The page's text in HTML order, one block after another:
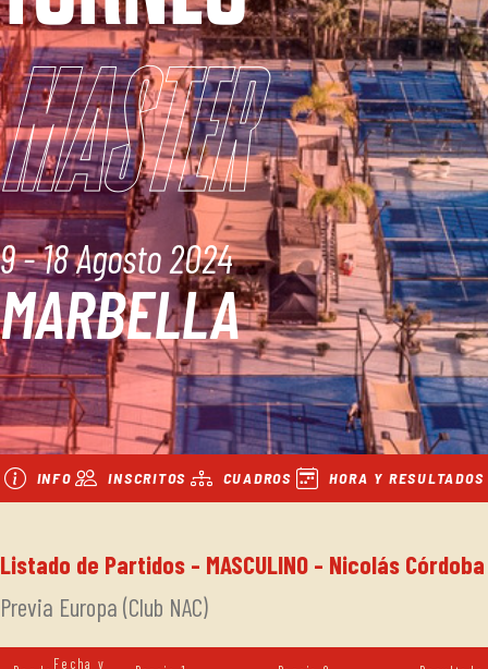
STREAMING
Master
9 - 18 Agosto 2024
MARBELLA
INFO INSCRITOS CUADROS HORA Y RESULTADOS
Listado de Partidos - MASCULINO - Nicolás Córdoba
Previa Europa (Club NAC)
Fecha y